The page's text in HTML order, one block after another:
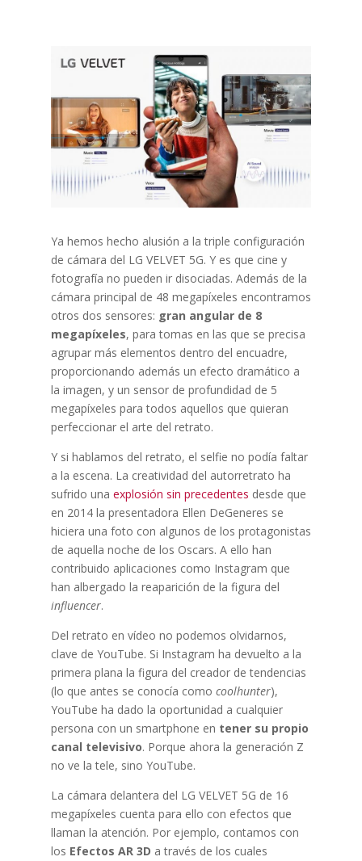
Ya hemos hecho alusión a la triple configuración
de cámara del LG VELVET 5G. Y es que cine y
fotografía no pueden ir disociadas. Además de la
cámara principal de 48 megapíxeles encontramos
otros dos sensores: gran angular de 8
megapíxeles, para tomas en las que se precisa
agrupar más elementos dentro del encuadre,
proporcionando además un efecto dramático a
la imagen, y un sensor de profundidad de 5
megapíxeles para todos aquellos que quieran
perfeccionar el arte del retrato.
Y si hablamos del retrato, el selfie no podía faltar
a la escena. La creatividad del autorretrato ha
sufrido una explosión sin precedentes desde que
en 2014 la presentadora Ellen DeGeneres se
hiciera una foto con algunos de los protagonistas
de aquella noche de los Oscars. A ello han
contribuido aplicaciones como Instagram que
han albergado la reaparición de la figura del
influencer.
Del retrato en vídeo no podemos olvidarnos,
clave de YouTube. Si Instagram ha devuelto a la
primera plana la figura del creador de tendencias
(lo que antes se conocía como coolhunter),
YouTube ha dado la oportunidad a cualquier
persona con un smartphone en tener su propio
canal televisivo. Porque ahora la generación Z
no ve la tele, sino YouTube.
La cámara delantera del LG VELVET 5G de 16
megapíxeles cuenta para ello con efectos que
llaman la atención. Por ejemplo, contamos con
los Efectos AR 3D a través de los cuales